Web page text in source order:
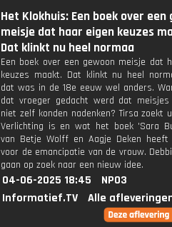
Het Klokhuis: Een boek over een
meisje dat haar eigen keuzes
Dat klinkt nu heel normaa
Een boek over een gewoon meisje dat
keuzes maakt. Dat klinkt nu heel
dat was in de 18e eeuw wel anders.
dat vroeger gedacht werd dat meisjes
niet zelf konden nadenken? Tirsa zoekt
Verlichting is en wat het boek 'Sara
van Betje Wolff en Aagje Deken heeft
voor de emancipatie van de vrouw.
gaan op zoek naar een nieuw idee.
04-06-2025 18:45
NPO3
Informatief.TV
Alle